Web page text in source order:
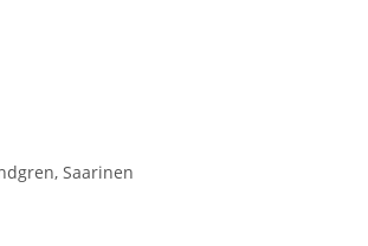
Saarinen